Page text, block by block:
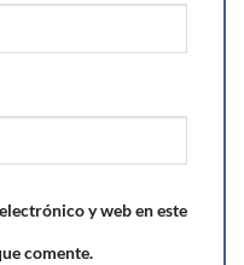
y web en este
comente.